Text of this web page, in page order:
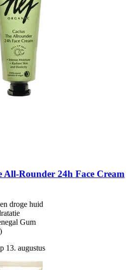
All-​Rounder 24h Face Cream
droge huid
Gum
13. augustus